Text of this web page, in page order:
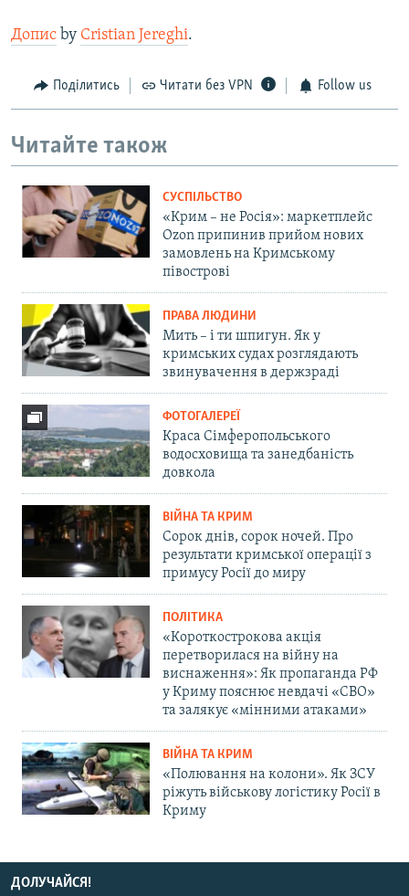
Допис by Cristian Jereghi.
Поділитись Читати без VPN Follow us
Читайте також
СУСПІЛЬСТВО
«Крим – не Росія»: маркетплейс
Ozon припинив прийом нових
замовлень на Кримському
півострові
ПРАВА ЛЮДИНИ
Мить – і ти шпигун. Як у
кримських судах розглядають
звинувачення в держзраді
ФОТОГАЛЕРЕЇ
Краса Сімферопольського
водосховища та занедбаність
довкола
ВІЙНА ТА КРИМ
Сорок днів, сорок ночей. Про
результати кримської операції з
примусу Росії до миру
ПОЛІТИКА
«Короткострокова акція
перетворилася на війну на
виснаження»: Як пропаганда РФ
у Криму пояснює невдачі «СВО»
та залякує «мінними атаками»
ВІЙНА ТА КРИМ
«Полювання на колони». Як ЗСУ
ріжуть військову логістику Росії в
Криму
ДОЛУЧАЙСЯ!